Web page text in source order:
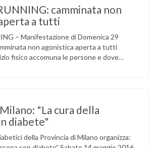
LEMONS di PREGNANA
…
camminata non
a tutti
– Manifestazione di Domenica 29
non agonistica aperta a tutti
fisico accomuna le persone e dove
"La cura della
diabete"
della Provincia di Milano organizza: